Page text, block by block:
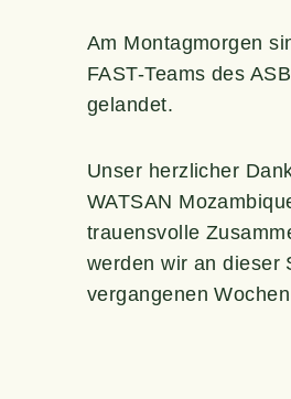
Am Mon­tag­mor­gen
FAST-Teams des
gelandet.
Unser herz­li­cher
WATSAN
trau­ens­vol­le
wer­den wir an die­ser
ver­gan­ge­nen